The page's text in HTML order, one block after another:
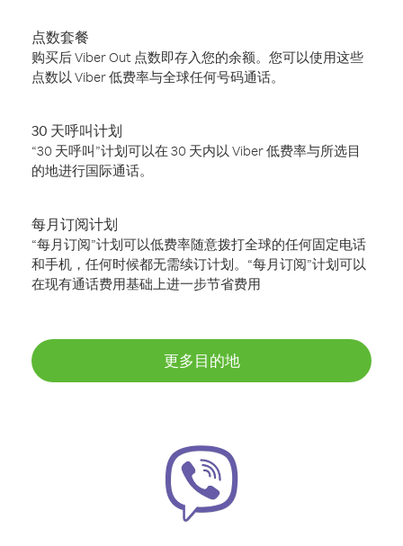
点数套餐
购买后 Viber Out 点数即存入您的余额。您可以使用这些
点数以 Viber 低费率与全球任何号码通话。
30 天呼叫计划
“30 天呼叫”计划可以在 30 天内以 Viber 低费率与所选目
的地进行国际通话。
每月订阅计划
“每月订阅”计划可以低费率随意拨打全球的任何固定电话
和手机，任何时候都无需续订计划。“每月订阅”计划可以
在现有通话费用基础上进一步节省费用
更多目的地